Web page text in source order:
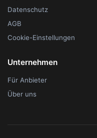
Datenschutz
AGB
Cookie-Einstellungen
Unternehmen
Für Anbieter
Über uns